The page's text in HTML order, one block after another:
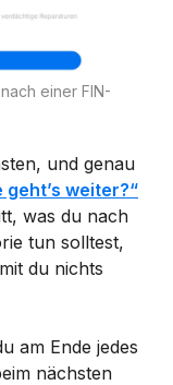
einer FIN-
und genau
geht’s weiter?“
was du nach
tun solltest,
du nichts
am Ende jedes
nächsten